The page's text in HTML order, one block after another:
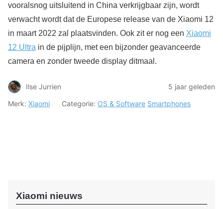
vooralsnog uitsluitend in China verkrijgbaar zijn, wordt
verwacht wordt dat de Europese release van de Xiaomi 12
in maart 2022 zal plaatsvinden. Ook zit er nog een Xiaomi
12 Ultra in de pijplijn, met een bijzonder geavanceerde
camera en zonder tweede display ditmaal.
Ilse Jurrien
5 jaar geleden
Merk: Xiaomi Categorie: OS & Software Smartphones
Xiaomi nieuws